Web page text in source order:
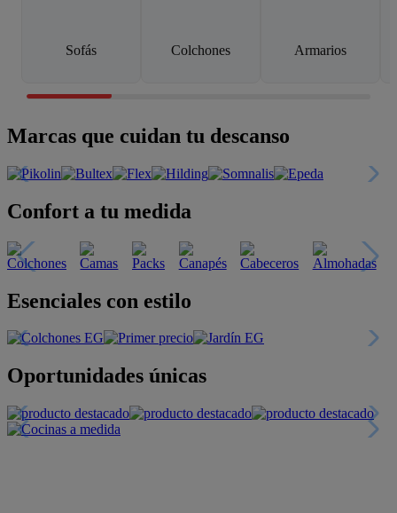
Sofás Colchones Armarios
Marcas que cuidan tu descanso
Confort a tu medida
Esenciales con estilo
Oportunidades únicas